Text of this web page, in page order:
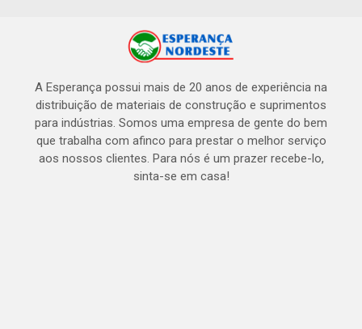
A Esperança possui mais de 20 anos de experiência na
distribuição de materiais de construção e suprimentos
para indústrias. Somos uma empresa de gente do bem
que trabalha com afinco para prestar o melhor serviço
aos nossos clientes. Para nós é um prazer recebe-lo,
sinta-se em casa!